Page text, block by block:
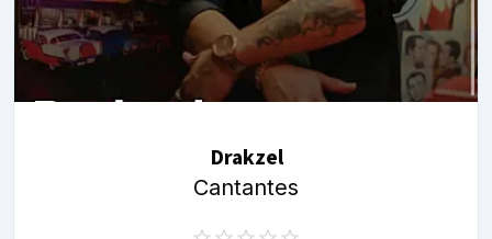
Drakzel
Cantantes